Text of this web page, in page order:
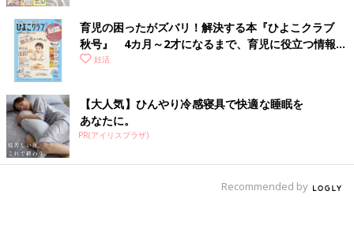
育児の困ったがズバリ！解決する本『ひよこクラブ
秋号』 4カ月～2才になるまで、育児に役立つ情報が
いっぱい！
妊活
【大人気】ひんやり冷感寝具で快適な睡眠を
あなたに。
PR(アイリスプラザ)
Recommended by